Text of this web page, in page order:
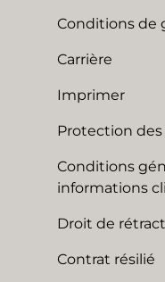
Conditions de
Carrière
Imprimer
Protection
Conditions
informations
Droit de
Contrat résilié